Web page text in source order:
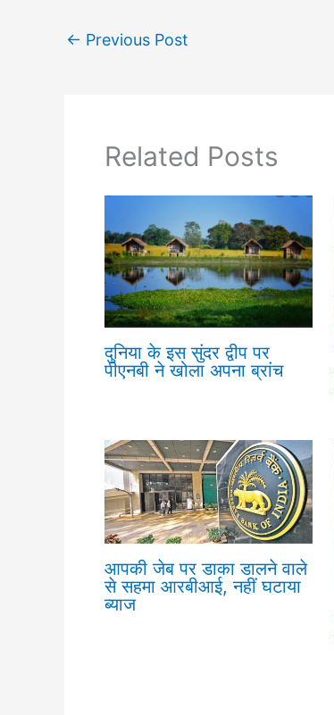
← Previous Post
Related Posts
दुनिया के इस सुंदर द्वीप पर
पीएनबी ने खोला अपना ब्रांच
आपकी जेब पर डाका डालने वाले
से सहमा आरबीआई, नहीं घटाया
ब्याज